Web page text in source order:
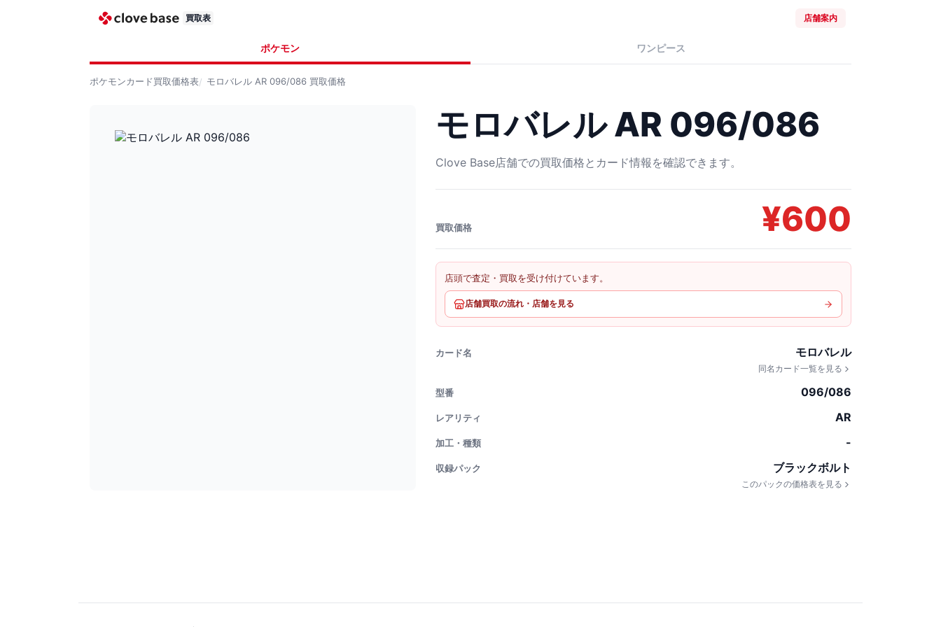
買取表 店舗案内
ポケモン ワンピース
ポケモンカード買取価格表 モロバレル AR 096/086 買取価格
モロバレル AR 096/086
Clove Base店舗での買取価格とカード情報を確認できます。
買取価格 ¥600
店頭で査定・買取を受け付けています。
店舗買取の流れ・店舗を見る
カード名 モロバレル
同名カード一覧を見る
型番 096/086
レアリティ AR
加工・種類 -
収録パック ブラックボルト
このパックの価格表を見る